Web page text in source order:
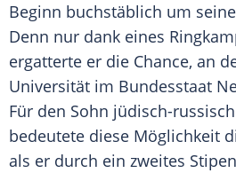
Beginn buchstäblich um
Denn nur dank eines
ergatterte er die Chance, an
Universität im Bundesstaat
Für den Sohn jüdisch-
bedeutete diese Möglichkeit
als er durch ein zweites